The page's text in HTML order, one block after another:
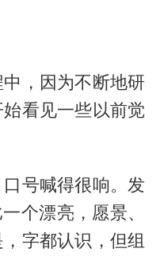
，因为不断地研
看见一些以前觉
号喊得很响。发
个漂亮，愿景、
字都认识，但组